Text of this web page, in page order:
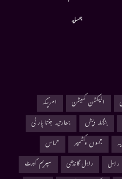
ہمسایہ
الیکشن کمیشن
امریکہ
بنگلہ دیش
بھارتیہ جنتا پارٹی
جموں وکشمیر
حماس
راہل راہل گاندھی
سپریم کورٹ